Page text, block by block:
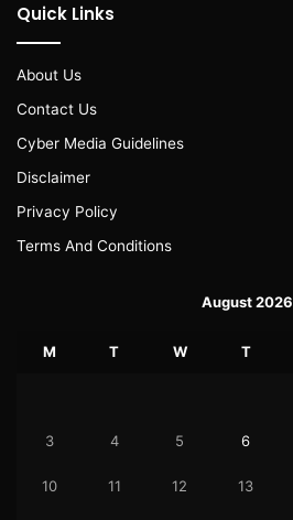
Quick Links
About Us
Contact Us
Cyber Media Guidelines
Disclaimer
Privacy Policy
Terms And Conditions
August 2026
M T W T
3 4 5 6
10 11 12 13